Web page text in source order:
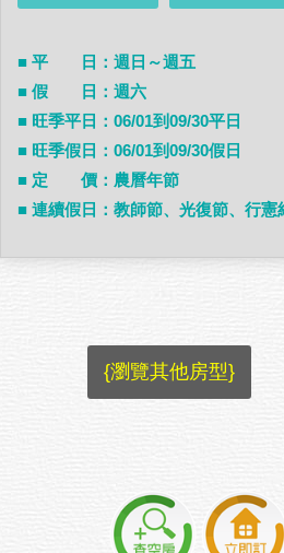
■ 平 日：週日～週五
■ 假 日：週六
■ 旺季平日：06/01到09/30平日
■ 旺季假日：06/01到09/30假日
■ 定 價：農曆年節
■ 連續假日：教師節、光復節、行憲
{瀏覽其他房型}